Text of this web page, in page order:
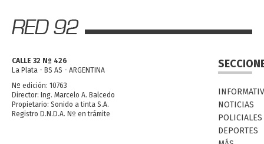
CALLE 32 Nº 426
La Plata - BS AS - ARGENTINA
Nº edición: 10763
Director: Ing. Marcelo A. Balcedo
Propietario: Sonido a tinta S.A.
Registro D.N.D.A. Nº en trámite
NOTICIAS
POLICIALES
DEPORTES